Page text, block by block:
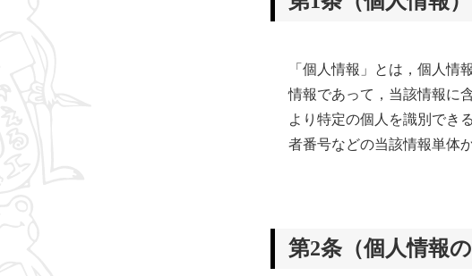
「個人情報」とは，個人
情報であって，当該情報に
より特定の個人を識別でき
者番号などの当該情報単体
第2条（個人情報の